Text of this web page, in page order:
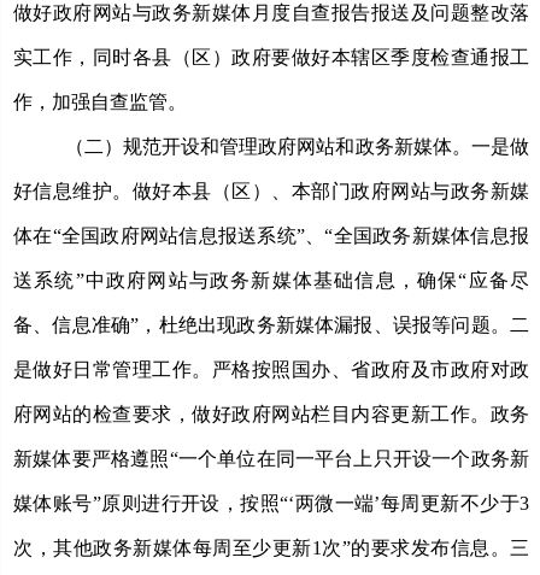
做好政府网站与政务新媒体月度自查报告报送及问题整改落
实工作，同时各县（区）政府要做好本辖区季度检查通报工
作，加强自查监管。
（二）规范开设和管理政府网站和政务新媒体。 一是做
好信息维护。做好本县（区）、本部门政府网站与政务新媒
体在“全国政府网站信息报送系统”、“全国政务新媒体信息报
送系统”中政府网站与政务新媒体基础信息，确保“应备尽
备、信息准确”， 杜绝出现政务新媒体漏报、误报等问题。二
是做好日常管理工作。严格按照国办、省政府及市政府对政
府网站的检查要求，做好政府网站栏目内容更新工作。政务
新媒体要严格遵照“一个单位在同一平台上只开设一个政务新
媒体账号”原则进行开设，按照“‘两微一端’每周更新不少于3
次，其他政务新媒体每周至少更新1次”的要求发布信息。 三